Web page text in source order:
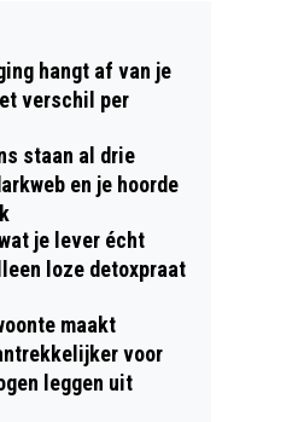
hangt af van je
verschil per
staan al drie
en je hoorde
je lever écht
loze detoxpraat
maakt
voor
leggen uit